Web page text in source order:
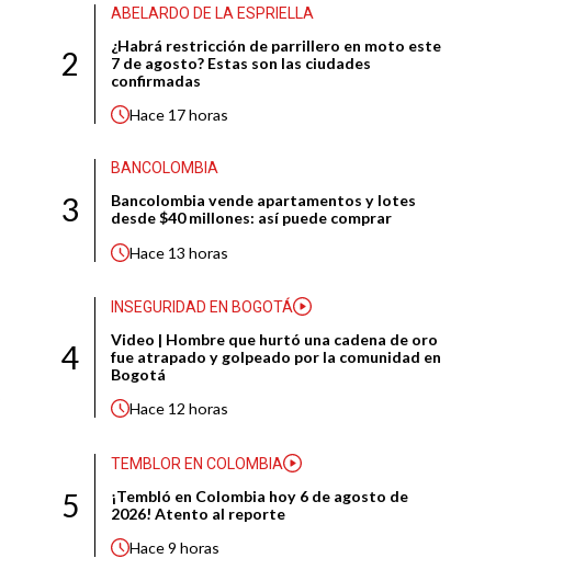
2
ABELARDO DE LA ESPRIELLA
¿Habrá restricción de parrillero en moto este
7 de agosto? Estas son las ciudades
confirmadas
Hace 17 horas
3
BANCOLOMBIA
Bancolombia vende apartamentos y lotes
desde $40 millones: así puede comprar
Hace 13 horas
4
INSEGURIDAD EN BOGOTÁ
Video | Hombre que hurtó una cadena de oro
fue atrapado y golpeado por la comunidad en
Bogotá
Hace 12 horas
5
TEMBLOR EN COLOMBIA
¡Tembló en Colombia hoy 6 de agosto de
2026! Atento al reporte
Hace9 horas